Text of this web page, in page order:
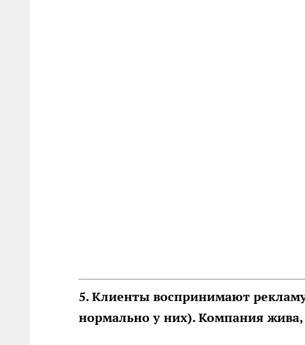
5. Клиенты воспринимают
нормально у них). Компания